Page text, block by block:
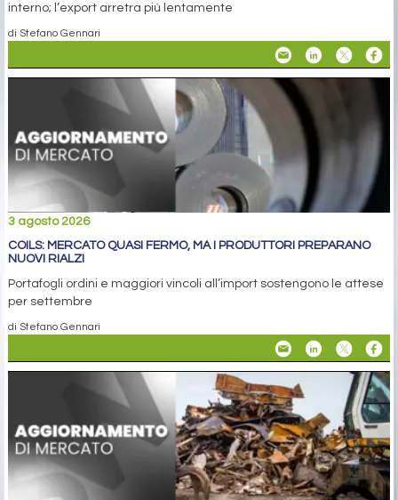
interno; l’export arretra più lentamente
di Stefano Gennari
3 agosto 2026
COILS: MERCATO QUASI FERMO, MA I PRODUTTORI PREPARANO
NUOVI RIALZI
Portafogli ordini e maggiori vincoli all’import sostengono le attese
per settembre
di Stefano Gennari